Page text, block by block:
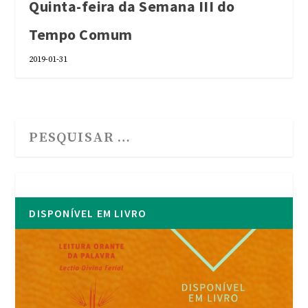
Quinta-feira da Semana III do
Tempo Comum
2019-01-31
DISPONÍVEL EM LIVRO